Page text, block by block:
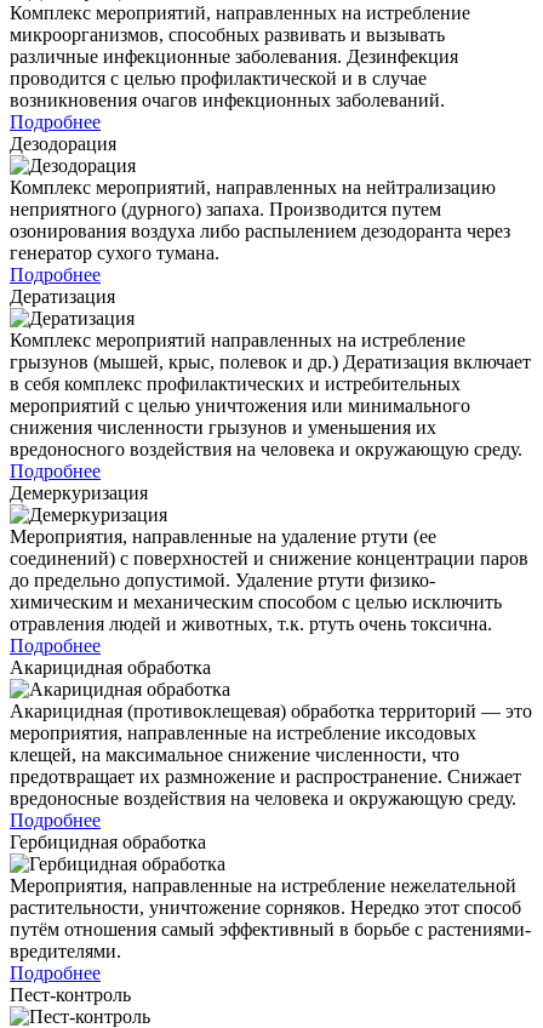
Комплекс мероприятий, направленных на истребление
микроорганизмов, способных развивать и вызывать
различные инфекционные заболевания. Дезинфекция
проводится с целью профилактической и в случае
возникновения очагов инфекционных заболеваний.
Подробнее
Дезодорация
Комплекс мероприятий, направленных на нейтрализацию
неприятного (дурного) запаха. Производится путем
озонирования воздуха либо распылением дезодоранта через
генератор сухого тумана.
Подробнее
Дератизация
Комплекс мероприятий направленных на истребление
грызунов (мышей, крыс, полевок и др.) Дератизация включает
в себя комплекс профилактических и истребительных
мероприятий с целью уничтожения или минимального
снижения численности грызунов и уменьшения их
вредоносного воздействия на человека и окружающую среду.
Подробнее
Демеркуризация
Мероприятия, направленные на удаление ртути (ее
соединений) с поверхностей и снижение концентрации паров
до предельно допустимой. Удаление ртути физико-
химическим и механическим способом с целью исключить
отравления людей и животных, т.к. ртуть очень токсична.
Подробнее
Акарицидная обработка
Акарицидная (противоклещевая) обработка территорий — это
мероприятия, направленные на истребление иксодовых
клещей, на максимальное снижение численности, что
предотвращает их размножение и распространение. Снижает
вредоносные воздействия на человека и окружающую среду.
Подробнее
Гербицидная обработка
Мероприятия, направленные на истребление нежелательной
растительности, уничтожение сорняков. Нередко этот способ
путём отношения самый эффективный в борьбе с растениями-
вредителями.
Подробнее
Пест-контроль